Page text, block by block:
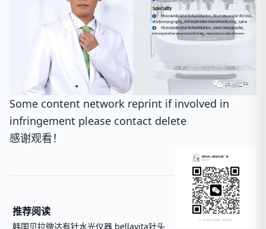
Some content network reprint if involved in
infringement please contact delete
感谢观看！
推荐阅读
韩国贝拉微达有针水光仪器 bellavita针头